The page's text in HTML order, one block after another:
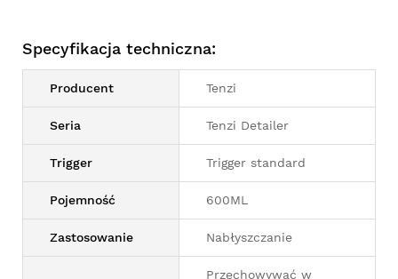
Specyfikacja techniczna:
Producent Tenzi
Seria Tenzi Detailer
Trigger Trigger standard
Pojemność 600ML
Zastosowanie Nabłyszczanie
Przechowywać w